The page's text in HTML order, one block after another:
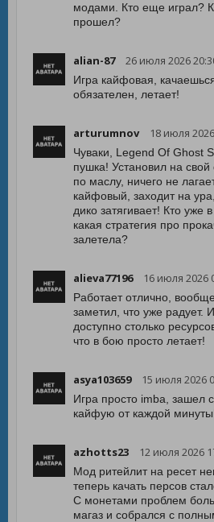
модами. Кто еще играл?
прошел?
alian-87 26 июля 2026
Игра кайфовая,
обязателен, летает!
arturumnov 18 июля
Чуваки, Legend Of Ghost
пушка! Установил на свой
по маслу, ничего не
кайфовый, заходит на
дико затягивает! Кто уже
какая стратегия про
залетела?
alieva77196 16 июля 2026
Работает отлично,
заметил, что уже радует.
доступно столько
что в бою просто летает!
asya103659 15 июля 2026
Игра просто imba, зашел
кайфую от каждой
azhotts23 12 июля 2026
Мод ритейлит на ресет
теперь качать персов
С монетами проблем
магаз и собрался с